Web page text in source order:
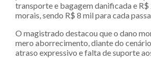
transporte e bagagem danificada e R$
morais, sendo R$ 8 mil para cada
O magistrado destacou que o dano
mero aborrecimento, diante do cenário
atraso expressivo e falta de suporte